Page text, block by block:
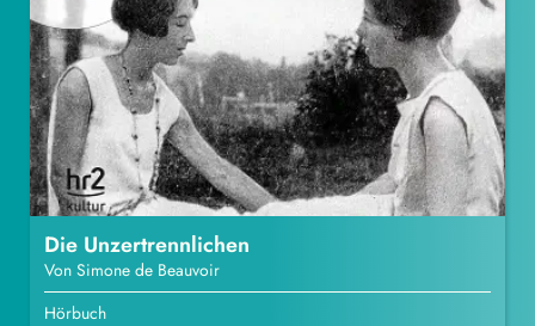
Die Unzertrennlichen
Von Simone de Beauvoir
Hörbuch